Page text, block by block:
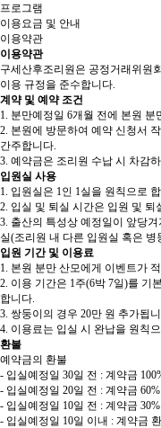
프로그램
이용요금 및 안내
이용약관
이용약관
구세산후조리원은 공정거래위원
이용 규정을 준수합니다.
계약 및 예약 조건
1. 분만예정일 6개월 전에 본원
2. 본원에 방문하여 예약 신청서
간주합니다.
3. 예약금은 조리원 수납 시 차감
입원실 사용
1. 입원실은 1인 1실을 원칙으로
2. 입실 및 퇴실 시간은 입원 및 퇴
3. 출산의 특성상 예정일이 앞당
실(조리원 내 다른 입원실 혹은
입원 기간 및 이용료
1. 본원 분만 산모에게 이벤트가
2. 이용 기간은 1주(6박 7일)를 기
합니다.
3. 쌍둥이의 경우 20만 원 추가됩
4. 이용료는 입실 시 완납을 원칙
환불
예약금의 환불
- 입실예정일 30일 전 : 계약금
- 입실예정일 20일 전 : 계약금
- 입실예정일 10일 전 : 계약금
- 입실예정일 10일 이내 : 계약금